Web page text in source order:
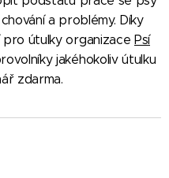
a problémy. Díky
útulky organizace Psí
jakéhokoliv útulku
zdarma.